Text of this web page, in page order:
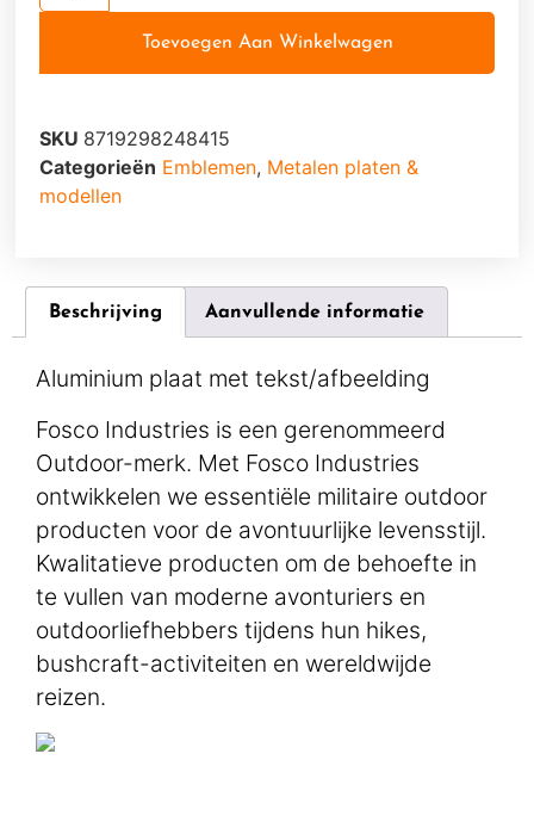
Toevoegen Aan Winkelwagen
SKU 8719298248415
Categorieën Emblemen, Metalen platen &
modellen
Beschrijving Aanvullende informatie
Aluminium plaat met tekst/afbeelding
Fosco Industries is een gerenommeerd
Outdoor-merk. Met Fosco Industries
ontwikkelen we essentiële militaire outdoor
producten voor de avontuurlijke levensstijl.
Kwalitatieve producten om de behoefte in
te vullen van moderne avonturiers en
outdoorliefhebbers tijdens hun hikes,
bushcraft-activiteiten en wereldwijde
reizen.